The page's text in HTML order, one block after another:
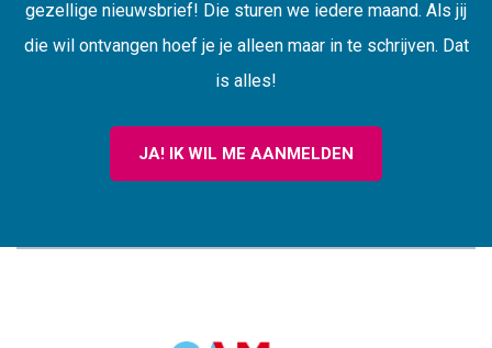
gezellige nieuwsbrief! Die sturen we iedere maand. Als jij
die wil ontvangen hoef je je alleen maar in te schrijven. Dat
is alles!
JA! IK WIL ME AANMELDEN